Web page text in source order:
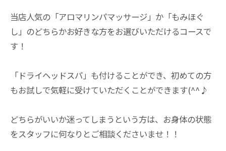
当店人気の「アロマリンパマッサージ」か「もみほぐ
し」のどちらかお好きな方をお選びいただけるコースで
す！
「ドライヘッドスパ」も付けることができ、初めての方
もお試しで気軽に受けていただくことができます(^^♪
どちらがいいか迷ってしまうという方は、お身体の状態
をスタッフに何なりとご相談くださいませ！！